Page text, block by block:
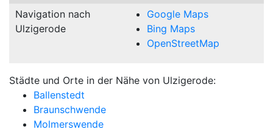
Navigation nach
Ulzigerode
Google Maps
Bing Maps
OpenStreetMap
Städte und Orte in der Nähe von Ulzigerode:
Ballenstedt
Braunschwende
Molmerswende